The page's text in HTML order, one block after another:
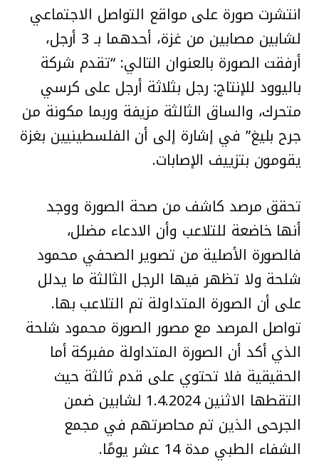
انتشرت صورة على مواقع التواصل الاجتماعي
لشابين مصابين من غزة، أحدهما بـ 3 أرجل،
أرفقت الصورة بالعنوان التالي: “تقدم شركة
باليوود للإنتاج: رجل بثلاثة أرجل على كرسي
متحرك، والساق الثالثة مزيفة وربما مكونة من
جرح بليغ” في إشارة إلى أن الفلسطينيين بغزة
يقومون بتزييف الإصابات.
تحقق مرصد كاشف من صحة الصورة ووجد
أنها خاضعة للتلاعب وأن الادعاء مضلل،
فالصورة الأصلية من تصوير الصحفي محمود
شلحة ولا تظهر فيها الرجل الثالثة ما يدلل
على أن الصورة المتداولة تم التلاعب بها.
تواصل المرصد مع مصور الصورة محمود شلحة
الذي أكد أن الصورة المتداولة مفبركة أما
الحقيقية فلا تحتوي على قدم ثالثة حيث
التقطها الاثنين 1.4.2024 لشابين ضمن
الجرحى الذين تم محاصرتهم في مجمع
الشفاء الطبي مدة 14 عشر يومًا.